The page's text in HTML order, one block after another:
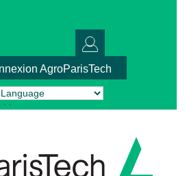
AgroParisTech
by Translate